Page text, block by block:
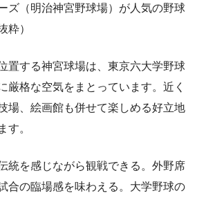
ズ（明治神宮野球場）が人気の野球
粋）
置する神宮球場は、東京六大学野球
厳格な空気をまとっています。近く
場、絵画館も併せて楽しめる好立地
す。
統を感じながら観戦できる。外野席
合の臨場感を味わえる。大学野球の